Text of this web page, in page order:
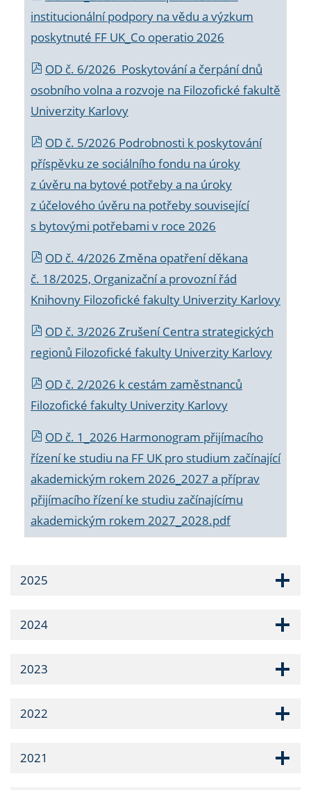
institucionální podpory na vědu a výzkum
poskytnuté FF UK_Co operatio 2026
OD č. 6/2026 Poskytování a čerpání dnů
osobního volna a rozvoje na Filozofické fakultě
Univerzity Karlovy
OD č. 5/2026 Podrobnosti k poskytování
příspěvku ze sociálního fondu na úroky
z úvěru na bytové potřeby a na úroky
z účelového úvěru na potřeby související
s bytovými potřebami v roce 2026
OD č. 4/2026 Změna opatření děkana
č. 18/2025, Organizační a provozní řád
Knihovny Filozofické fakulty Univerzity Karlovy
OD č. 3/2026 Zrušení Centra strategických
regionů Filozofické fakulty Univerzity Karlovy
OD č. 2/2026 k cestám zaměstnanců
Filozofické fakulty Univerzity Karlovy
OD č. 1_2026 Harmonogram přijímacího
řízení ke studiu na FF UK pro studium začínající
akademickým rokem 2026_2027 a příprav
přijímacího řízení ke studiu začínajícímu
akademickým rokem 2027_2028.pdf
2025
2024
2023
2022
2021